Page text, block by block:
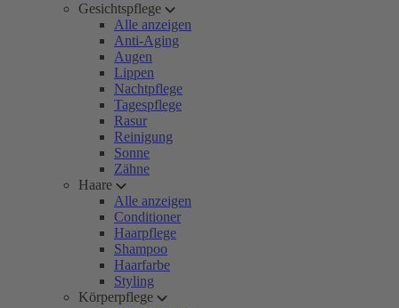
Gesichtspflege
Alle anzeigen
Anti-Aging
Augen
Lippen
Nachtpflege
Tagespflege
Rasur
Reinigung
Sonne
Zähne
Haare
Alle anzeigen
Conditioner
Haarpflege
Shampoo
Haarfarbe
Styling
Körperpflege